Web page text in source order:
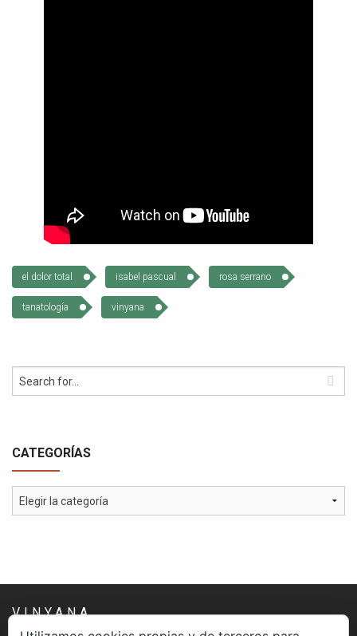
el dolor total isabel pascual rosa serrano
tanatología vinyana
CATEGORÍAS
Categorías
VINYANA